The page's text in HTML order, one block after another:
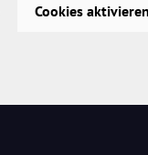
Cookies aktivieren